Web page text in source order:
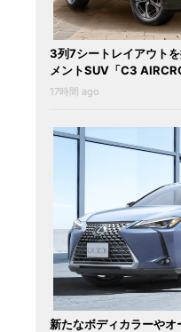
3列7シートレイアウト
メントSUV「C3
17時間 ago
新たなボディカラーや